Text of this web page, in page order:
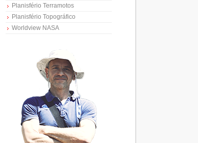
Planisfério Terramotos
Planisfério Topográfico
Worldview NASA